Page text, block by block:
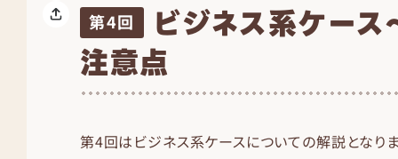
第4回 ビジネス系ケース
注意点
第4回はビジネス系ケースについての解説となり